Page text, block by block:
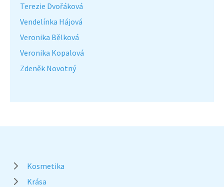
Terezie Dvořáková
Vendelínka Hájová
Veronika Bělková
Veronika Kopalová
Zdeněk Novotný
Kosmetika
Krása